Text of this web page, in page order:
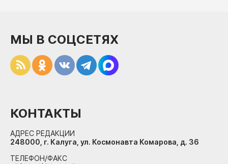
МЫ В СОЦСЕТЯХ
КОНТАКТЫ
АДРЕС РЕДАКЦИИ
248000, г. Калуга, ул. Космонавта Комарова, д. 36
ТЕЛЕФОН/ФАКС